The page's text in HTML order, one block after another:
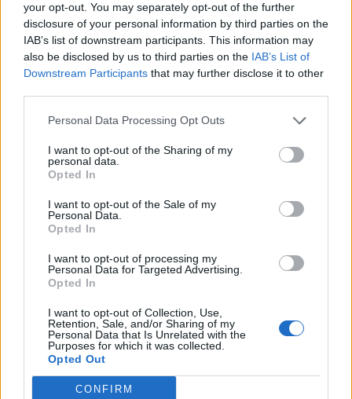
your opt-out. You may separately opt-out of the further
disclosure of your personal information by third parties on the
IAB’s list of downstream participants. This information may
also be disclosed by us to third parties on the IAB’s List of
Downstream Participants that may further disclose it to other
Personal Data Processing Opt Outs
I want to opt-out of the Sharing of my
personal data.
Opted In
I want to opt-out of the Sale of my
Personal Data.
Opted In
I want to opt-out of processing my
Personal Data for Targeted Advertising.
Opted In
I want to opt-out of Collection, Use,
Retention, Sale, and/or Sharing of my
Personal Data that Is Unrelated with the
Purposes for which it was collected.
Opted Out
CONFIRM